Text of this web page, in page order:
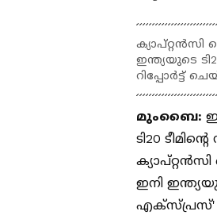
ക്യാപ്റ്റൻസി
ഇന്ത്യയുടെ
റിപ്പോർട്ട്
മുംബൈ:
ടി20
ഇനി
എക്സ്പ്രസ്'